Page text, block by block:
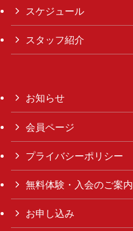
スケジュール
スタッフ紹介
お知らせ
会員ページ
プライバシーポリシー
無料体験・入会のご案内
お申し込み